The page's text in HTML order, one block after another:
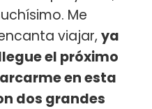
Me
viajar, ya
el próximo
en esta
dos grandes